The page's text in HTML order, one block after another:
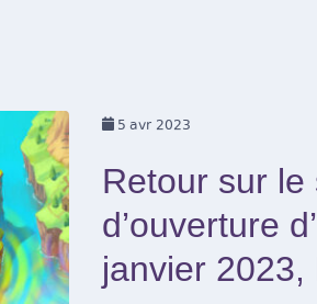
5 avr 2023
Retour sur le
d’ouverture
janvier 2023,